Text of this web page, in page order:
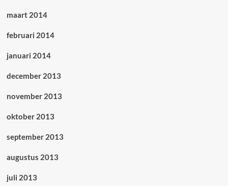
maart 2014
februari 2014
januari 2014
december 2013
november 2013
oktober 2013
september 2013
augustus 2013
juli 2013